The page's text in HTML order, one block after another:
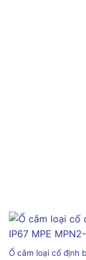
Ổ cắm loại cố định